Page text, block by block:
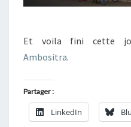
Et voila fini cette
Ambositra.
Partager :
LinkedIn